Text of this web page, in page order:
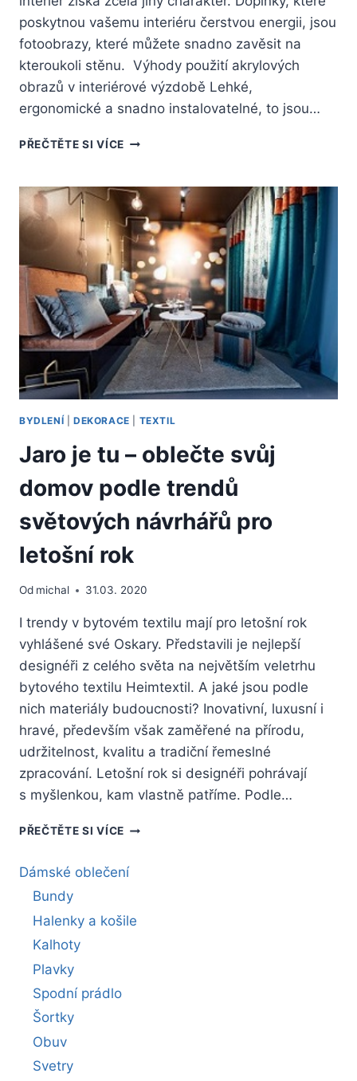
poskytnou vašemu interiéru čerstvou energii, jsou
fotoobrazy, které můžete snadno zavěsit na
kteroukoli stěnu. Výhody použití akrylových
obrazů v interiérové výzdobě Lehké,
ergonomické a snadno instalovatelné, to jsou…
PŘEČTĚTE SI VÍCEJAKÝ
ZVOLIT
DO
SVÉHO
INTERIÉRU?
BYDLENÍ DEKORACE TEXTIL
Jaro je tu – oblečte svůj
domov podle trendů
světových návrhářů pro
letošní rok
Od michal 31.03. 2020
I trendy v bytovém textilu mají pro letošní rok
vyhlášené své Oskary. Představili je nejlepší
designéři z celého světa na největším veletrhu
bytového textilu Heimtextil. A jaké jsou podle
nich materiály budoucnosti? Inovativní, luxusní i
hravé, především však zaměřené na přírodu,
udržitelnost, kvalitu a tradiční řemeslné
zpracování. Letošní rok si designéři pohrávají
s myšlenkou, kam vlastně patříme. Podle…
PŘEČTĚTE SI VÍCEJARO
–
DOMOV
Dámské oblečení
Bundy
Halenky a košile
Kalhoty
Plavky
Spodní prádlo
Šortky
Obuv
Svetry